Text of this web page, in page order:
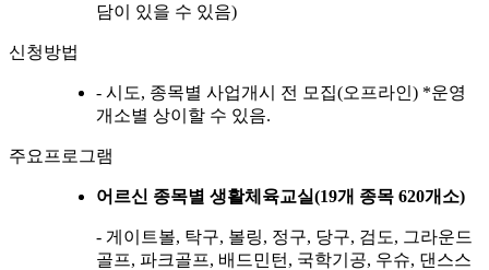
담이 있을 수 있음)
신청방법
- 시도, 종목별 사업개시 전 모집(오프라인) *운영
개소별 상이할 수 있음.
주요프로그램
어르신 종목별 생활체육교실(19개 종목 620개소)
- 게이트볼, 탁구, 볼링, 정구, 당구, 검도, 그라운드
골프, 파크골프, 배드민턴, 국학기공, 우슈, 댄스스